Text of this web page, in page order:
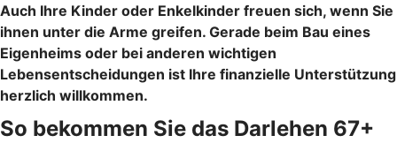
Auch Ihre Kinder oder Enkelkinder freuen sich, wenn Sie
ihnen unter die Arme greifen. Gerade beim Bau eines
Eigenheims oder bei anderen wichtigen
Lebensentscheidungen ist Ihre finanzielle Unterstützung
herzlich willkommen.
So bekommen Sie das Darlehen 67+